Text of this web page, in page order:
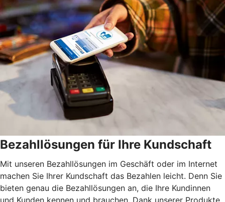
Bezahllösungen für Ihre Kundschaft
Mit unseren Bezahllösungen im Geschäft oder im Internet
machen Sie Ihrer Kundschaft das Bezahlen leicht. Denn Sie
bieten genau die Bezahllösungen an, die Ihre Kundinnen